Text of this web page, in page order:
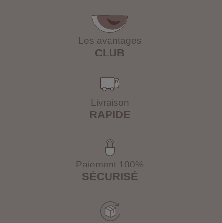
Les avantages
CLUB
Livraison
RAPIDE
Paiement 100%
SÉCURISÉ